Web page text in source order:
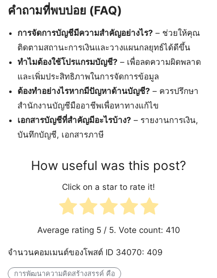
คำถามที่พบบ่อย (FAQ)
การจัดการบัญชีมีความสำคัญอย่างไร? – ช่วยให้คุณ
ติดตามสถานะการเงินและวางแผนกลยุทธ์ได้ดีขึ้น
ทำไมต้องใช้โปรแกรมบัญชี? – เพื่อลดความผิดพลาด
และเพิ่มประสิทธิภาพในการจัดการข้อมูล
ต้องทำอย่างไรหากมีปัญหาด้านบัญชี? – ควรปรึกษา
สำนักงานบัญชีมืออาชีพเพื่อหาทางแก้ไข
เอกสารบัญชีที่สำคัญมีอะไรบ้าง? – รายงานการเงิน,
บันทึกบัญชี, เอกสารภาษี
How useful was this post?
Click on a star to rate it!
Average rating 5/ 5. Vote count: 410
จำนวนคอมเมนต์ของโพสต์ ID 34070: 409
การพัฒนาความคิดสร้างสรรค์ คือ